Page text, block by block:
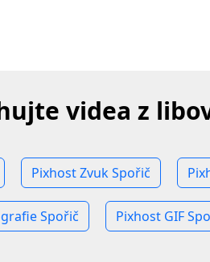
videa z
Pixhost Zvuk Spořič
Spořič Pixhost GIF